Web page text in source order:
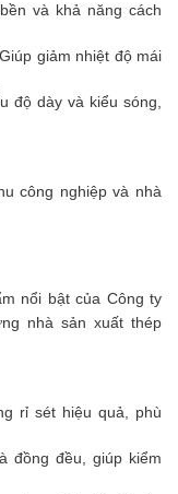
và khả năng cách
Giúp giảm nhiệt độ mái
độ dày và kiểu sóng,
công nghiệp và nhà
nổi bật của Công ty
nhà sản xuất thép
rỉ sét hiệu quả, phù
đồng đều, giúp kiểm